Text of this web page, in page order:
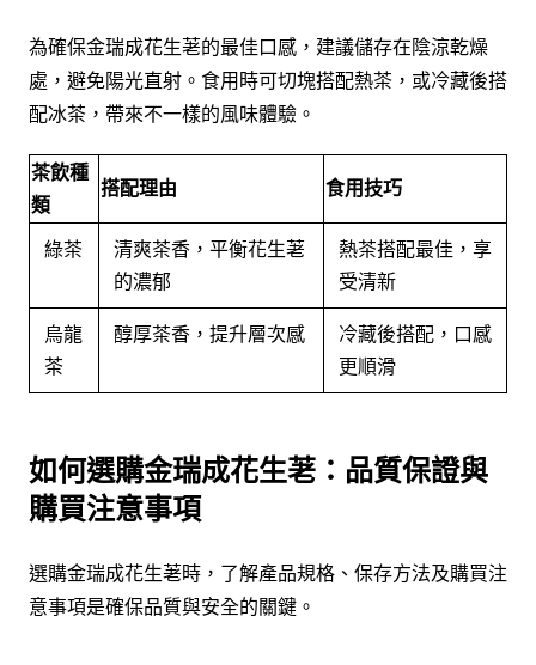
為確保金瑞成花生荖的最佳口感，建議儲存在陰涼乾燥
處，避免陽光直射。食用時可切塊搭配熱茶，或冷藏後搭
配冰茶，帶來不一樣的風味體驗。
茶飲種
類
搭配理由 食用技巧
綠茶
清爽茶香，平衡花生荖
的濃郁
熱茶搭配最佳，享
受清新
烏龍
茶
醇厚茶香，提升層次感
冷藏後搭配，口感
更順滑
如何選購金瑞成花生荖：品質保證與
購買注意事項
選購金瑞成花生荖時，了解產品規格、保存方法及購買注
意事項是確保品質與安全的關鍵。